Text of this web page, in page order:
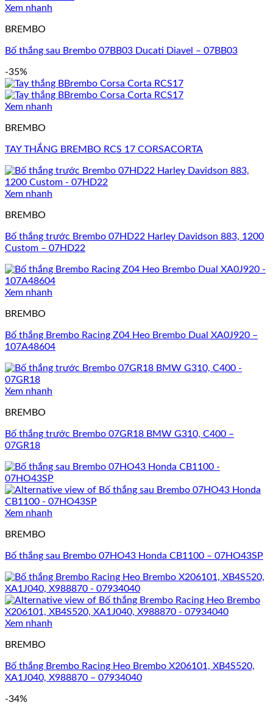
Xem nhanh
BREMBO
Bố thắng sau Brembo 07BB03 Ducati Diavel – 07BB03
-35%
Xem nhanh
BREMBO
TAY THẮNG BREMBO RCS 17 CORSACORTA
Xem nhanh
BREMBO
Bố thắng trước Brembo 07HD22 Harley Davidson 883, 1200
Custom – 07HD22
Xem nhanh
BREMBO
Bố thắng Brembo Racing Z04 Heo Brembo Dual XA0J920 –
107A48604
Xem nhanh
BREMBO
Bố thắng trước Brembo 07GR18 BMW G310, C400 –
07GR18
Xem nhanh
BREMBO
Bố thắng sau Brembo 07HO43 Honda CB1100 – 07HO43SP
Xem nhanh
BREMBO
Bố thắng Brembo Racing Heo Brembo X206101, XB4S520,
XA1J040, X988870 – 07934040
-34%